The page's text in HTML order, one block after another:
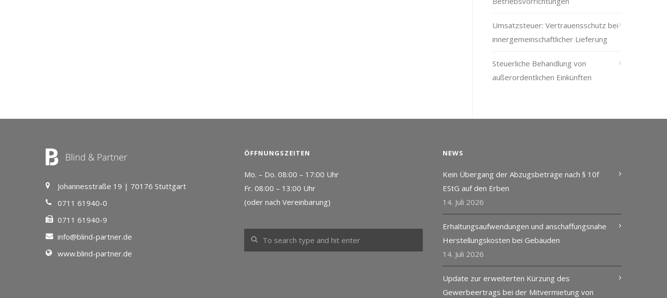
Umsatzsteuer: Vertrauensschutz bei
innergemeinschaftlicher Lieferung
Steuerliche Behandlung von
außerordentlichen Einkünften
Johannesstraße 19 | 70176 Stuttgart
0711 61940-0
0711 61940-9
info@blind-partner.de
www.blind-partner.de
ÖFFNUNGSZEITEN
Mo. – Do. 08:00 – 17:00 Uhr
Fr. 08:00 – 13:00 Uhr
(oder nach Vereinbarung)
NEWS
Kein Übergang der Abzugsbeträge nach § 10f
EStG auf den Erben
14. Juli 2026
Erhaltungsaufwendungen und anschaffungsnahe
Herstellungskosten bei Gebäuden
14. Juli 2026
Update zur erweiterten Kürzung des
Gewerbeertrags bei der Mitvermietung von